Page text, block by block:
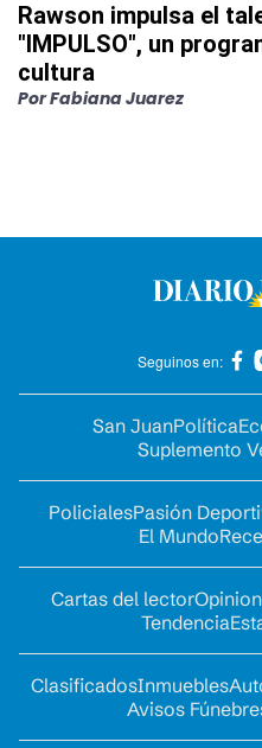
Rawson impulsa el
"IMPULSO", un
cultura
PorFabiana Juarez
Seguinos en:
San JuanPolítica
Suplemento
PolicialesPasión
El Mundo
Cartas del lectorOpinion
Tendencia
ClasificadosInmuebles
Avisos